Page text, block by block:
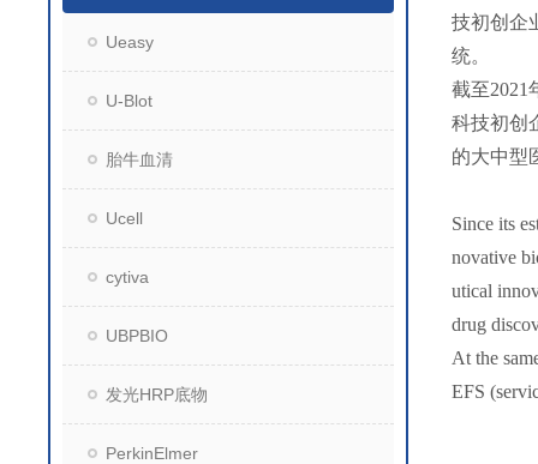
Ueasy
U-Blot
胎牛血清
Ucell
cytiva
UBPBIO
发光HRP底物
PerkinElmer
技初创企
统。
截至2021
科技初创
的大中型
Since its
novative
utical
drug
At the
EFS